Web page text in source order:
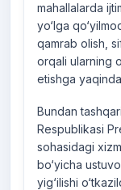
mahallalarda
yo‘lga
qamrab olish,
orqali ularning
etishga
Bundan
Respublikasi
sohasidagi
bo‘yicha
yig‘ilishi